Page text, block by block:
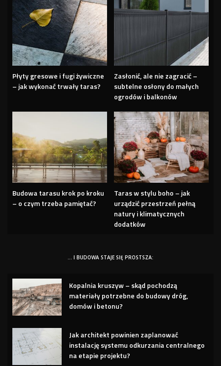
Płyty gresowe i fugi żywiczne
– jak wykonać trwały taras?
Zasłonić, ale nie zagracić –
subtelne osłony do małych
ogrodów i balkonów
Budowa tarasu krok po kroku
– o czym trzeba pamiętać?
Taras w stylu boho – jak
urządzić przestrzeń pełną
natury i klimatycznych
dodatków
… I BUDOWA STAJE SIĘ PROSTSZA:
Kopalnia kruszyw – skąd pochodzą
materiały potrzebne do budowy dróg,
domów i betonu?
Jak architekt powinien zaplanować
instalację systemu odkurzania centralnego
na etapie projektu?